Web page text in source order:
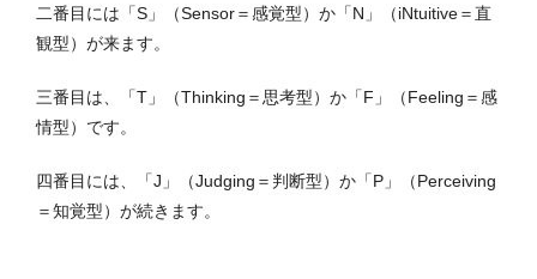
二番目には「S」（Sensor＝感覚型）か「N」（iNtuitive＝直
観型）が来ます。
三番目は、「T」（Thinking＝思考型）か「F」（Feeling＝感
情型）です。
四番目には、「J」（Judging＝判断型）か「P」（Perceiving
＝知覚型）が続きます。